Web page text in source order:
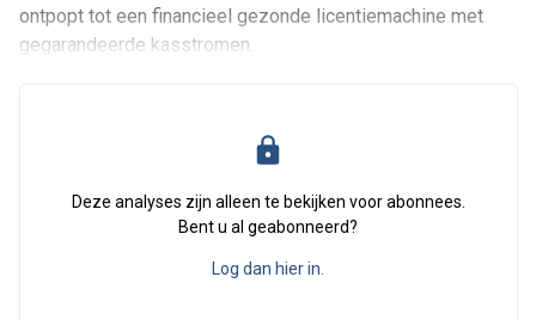
ontpopt tot een financieel gezonde licentiemachine met
gegarandeerde kasstromen.
Deze analyses zijn alleen te bekijken voor abonnees.
Bent u al geabonneerd?
Log dan hier in.